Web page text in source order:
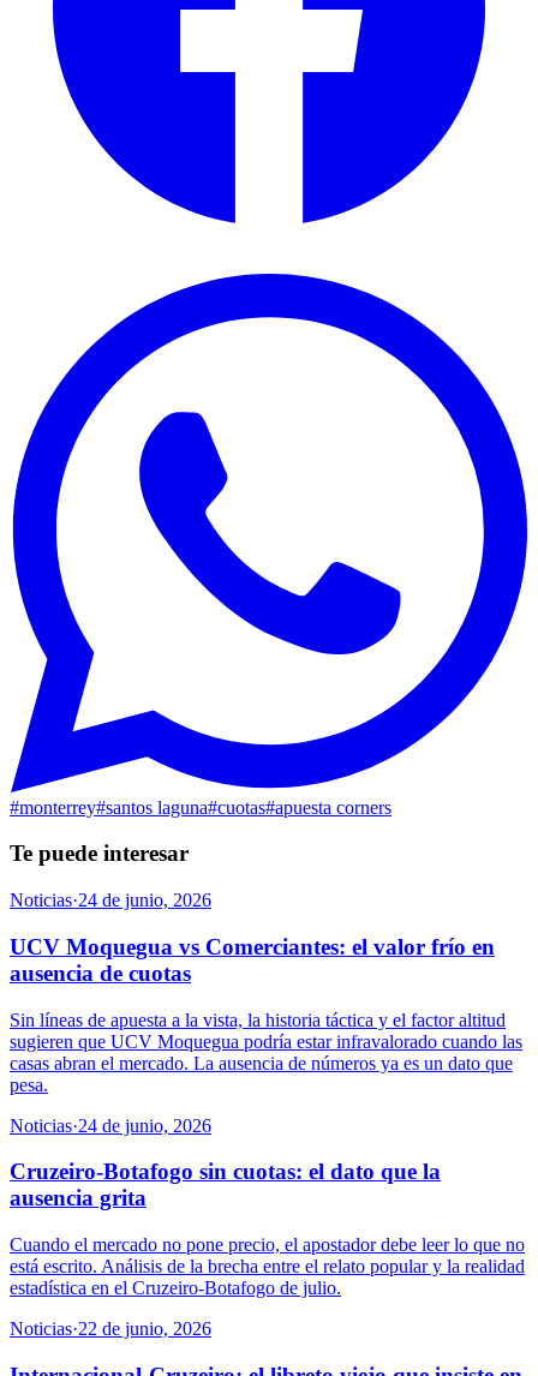
#monterrey#santos laguna#cuotas#apuesta corners
Te puede interesar
Noticias·24 de junio, 2026
UCV Moquegua vs Comerciantes: el valor frío en
ausencia de cuotas
Sin líneas de apuesta a la vista, la historia táctica y el factor altitud
sugieren que UCV Moquegua podría estar infravalorado cuando las
casas abran el mercado. La ausencia de números ya es un dato que
pesa.
Noticias·24 de junio, 2026
Cruzeiro-Botafogo sin cuotas: el dato que la
ausencia grita
Cuando el mercado no pone precio, el apostador debe leer lo que no
está escrito. Análisis de la brecha entre el relato popular y la realidad
estadística en el Cruzeiro-Botafogo de julio.
Noticias·22 de junio, 2026